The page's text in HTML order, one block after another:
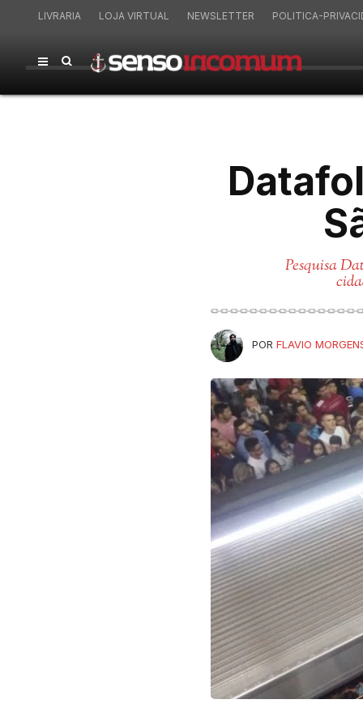
LIVRARIA LOJA VIRTUAL NEWSLETTER POLITICA-
Pesquisa
PORFLAVIO